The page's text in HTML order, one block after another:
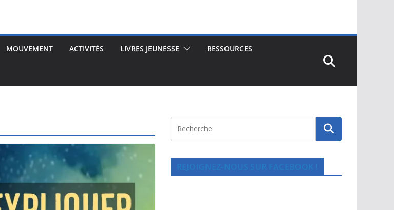
MOUVEMENT ACTIVITÉS LIVRES JEUNESSE RESSOURCES
REJOIGNEZ-NOUS SUR FACEBOOK !